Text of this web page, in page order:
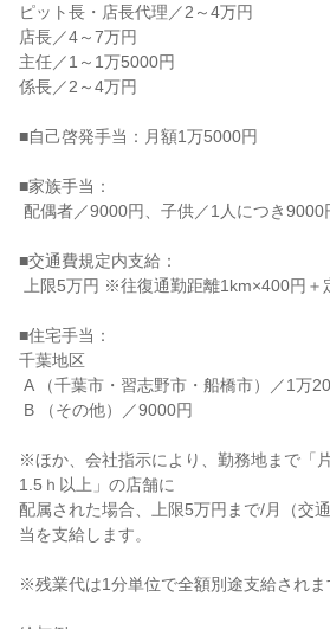
ピット長・店長代理／2～4万円
店長／4～7万円
主任／1～1万5000円
係長／2～4万円
■自己啓発手当：月額1万5000円
■家族手当：
■交通費規定内支給：
■住宅手当：
千葉地区
※ほか、会社指示により、勤務地まで「
1.5ｈ以上」の店舗に
配属された場合、上限5万円まで/月（交
当を支給します。
※残業代は1分単位で全額別途支給されま